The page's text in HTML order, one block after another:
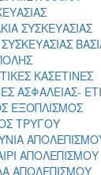
ΣΥΣΚΕΥΑΣΙΑΣ
ΚΑΣΕΤΙΝΕΣ
ΑΣΦΑΛΕΙΑΣ-
ΕΞΟΠΛΙΣΜΟΣ
ΤΡΥΓΟΥ
ΑΠΟΛΕΠΙΣΜΟΥ
ΑΠΟΛΕΠΙΣΜΟΥ